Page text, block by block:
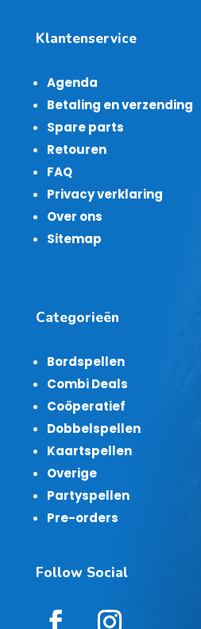
Klantenservice
Agenda
Betaling en verzending
Spare parts
Retouren
FAQ
Privacy verklaring
Over ons
Sitemap
Categorieën
Bordspellen
Combi Deals
Coöperatief
Dobbelspellen
Kaartspellen
Overige
Partyspellen
Pre-orders
Follow Social